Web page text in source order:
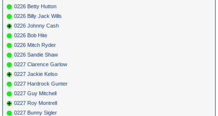
0226 Betty Hutton
0226 Billy Jack Wills
0226 Johnny Cash
0226 Bob Hite
0226 Mitch Ryder
0226 Sandie Shaw
0227 Clarence Garlow
0227 Jackie Kelso
0227 Hardrock Gunter
0227 Guy Mitchell
0227 Roy Montrell
0227 Bunny Sigler